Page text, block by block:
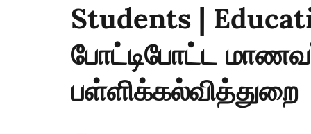
Students |
போட்டிபோட்ட
பள்ளிக்கல்வித்துறை